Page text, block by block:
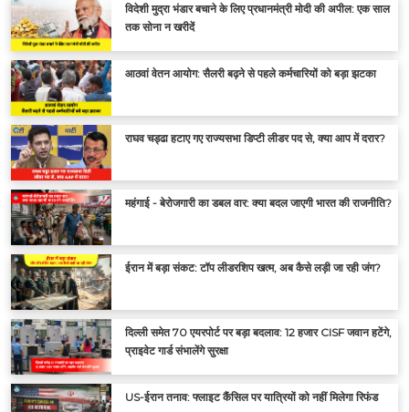
विदेशी मुद्रा भंडार बचाने के लिए प्रधानमंत्री मोदी की अपील: एक साल
तक सोना न खरीदें
आठवां वेतन आयोग: सैलरी बढ़ने से पहले कर्मचारियों को बड़ा झटका
राघव चड्ढा हटाए गए राज्यसभा डिप्टी लीडर पद से, क्या आप में दरार?
महंगाई - बेरोजगारी का डबल वार: क्या बदल जाएगी भारत की राजनीति?
ईरान में बड़ा संकट: टॉप लीडरशिप खत्म, अब कैसे लड़ी जा रही जंग?
दिल्ली समेत 70 एयरपोर्ट पर बड़ा बदलाव: 12 हजार CISF जवान हटेंगे,
प्राइवेट गार्ड संभालेंगे सुरक्षा
US-ईरान तनाव: फ्लाइट कैंसिल पर यात्रियों को नहीं मिलेगा रिफंड